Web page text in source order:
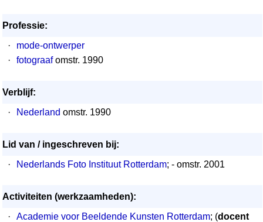
Professie:
·
mode-ontwerper
·
fotograafomstr. 1990
Verblijf:
·
Nederland omstr. 1990
Lid van / ingeschreven bij:
·
Nederlands Foto Instituut Rotterdam; - omstr. 2001
Activiteiten (werkzaamheden):
·
Academie voor Beeldende Kunsten Rotterdam; (docent